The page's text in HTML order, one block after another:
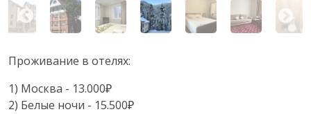
Проживание в отелях:
1) Москва - 13.000₽
2) Белые ночи - 15.500₽